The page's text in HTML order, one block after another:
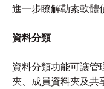
進一步瞭解勒索軟體
資料分類
資料分類功能可讓管
夾、成員資料夾及共